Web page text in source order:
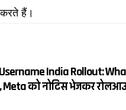
हैं।
India Rollout:
को नोटिस भेजकर